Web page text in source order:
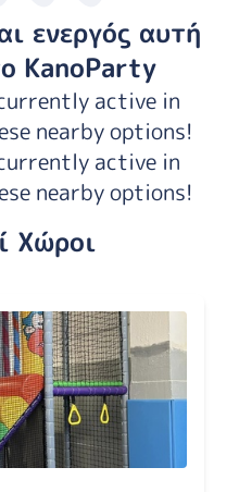
ενεργός αυτή
KanoParty
active in
nearby options!
active in
nearby options!
Χώροι